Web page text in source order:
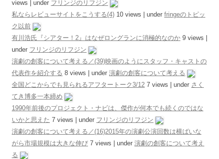
views
under フリンジのリフジン
私ならレビューサイトをこうする(4) 10 views under fringeのトピッ
ク以前
有川浩氏『シアター！2』はなぜロングランに消極的なのか 9 views
under フリンジのリフジン
演劇の創客について考える／(39)映画のようにスタッフ・キャストの
代表作を紹介する 8 views under 演劇の創客について考える
全国どこからでも見られるアフタートーク3/12 7 views under さく
てき博多一本締め
1990年前後のプロジェクト・ナビは、傑作が何本でも続くのではな
いかと思えた 7 views under フリンジのリフジン
演劇の創客について考える／(16)2015年の演劇公演回数は横ばいな
がら市場規模は大きな伸び 7 views under 演劇の創客について考え
る